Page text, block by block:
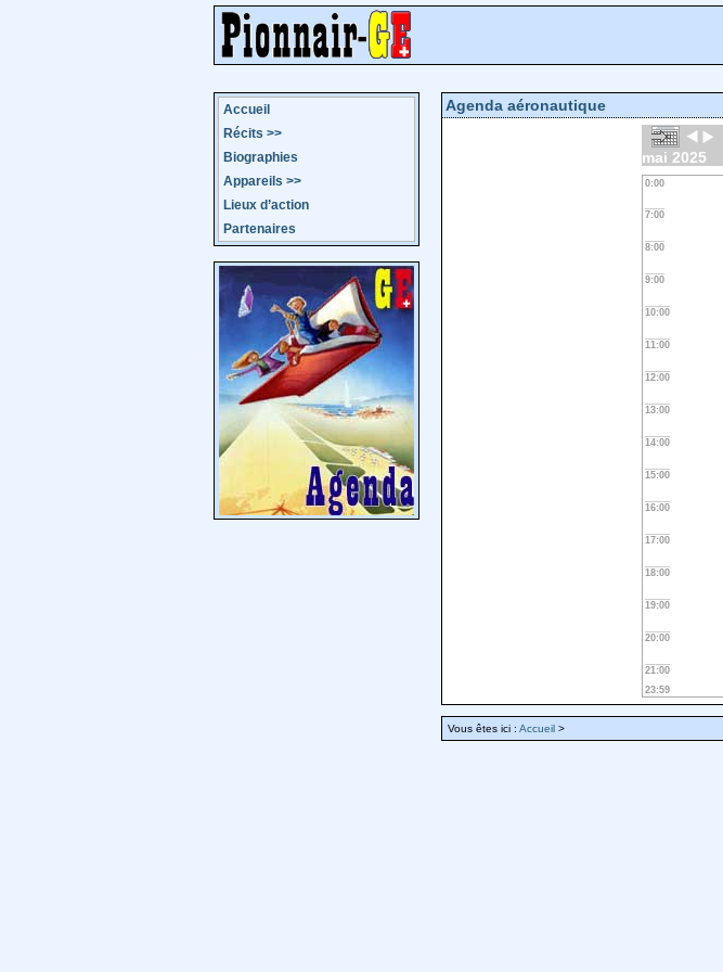
Accueil
Récits >>
Biographies
Appareils >>
Lieux d’action
Partenaires
Agenda aéronautique
mai 2025
0:00
7:00
8:00
9:00
10:00
11:00
12:00
13:00
14:00
15:00
16:00
17:00
18:00
19:00
20:00
21:00
23:59
Vous êtes ici : Accueil >